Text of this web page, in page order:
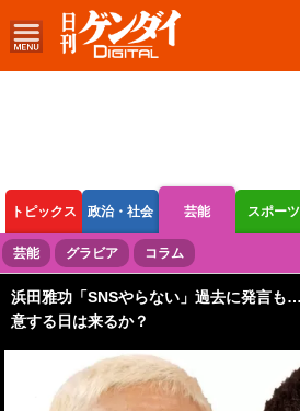
トピックス 政治・社会 芸能 スポーツ
ボートレース 競輪 オートレース
芸能 グラビア コラム
浜田雅功「SNSやらない」過去に発言も
意する日は来るか？